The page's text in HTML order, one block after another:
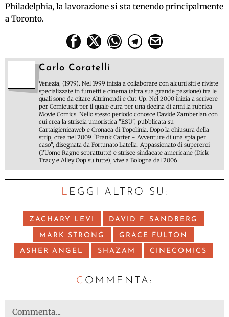
Philadelphia, la lavorazione si sta tenendo principalmente
a Toronto.
Carlo Coratelli
Venezia, (1979). Nel 1999 inizia a collaborare con alcuni siti e riviste
specializzate in fumetti e cinema (altra sua grande passione) tra le
quali sono da citare Altrimondi e Cut-Up. Nel 2000 inizia a scrivere
per Comicus.it per il quale cura per una decina di anni la rubrica
Movie Comics. Nello stesso periodo conosce Davide Zamberlan con
cui crea la striscia umoristica "ESU", pubblicata su
Cartaigienicaweb e Cronaca di Topolinia. Dopo la chiusura della
strip, crea nel 2009 "Frank Carter - Avventure di una spia per
caso", disegnata da Fortunato Latella. Appassionato di supereroi
(l'Uomo Ragno soprattutto) e strisce sindacate americane (Dick
Tracy e Alley Oop su tutte), vive a Bologna dal 2006.
LEGGI ALTRO SU:
ZACHARY LEVI DAVID F. SANDBERG
MARK STRONG GRACE FULTON
ASHER ANGEL SHAZAM CINECOMICS
C OMMENTA: